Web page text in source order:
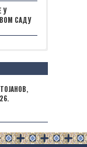
У
САДУ